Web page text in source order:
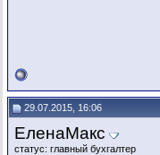
29.07.2015, 16:06
ЕленаМакс
статус: главный бухгалтер